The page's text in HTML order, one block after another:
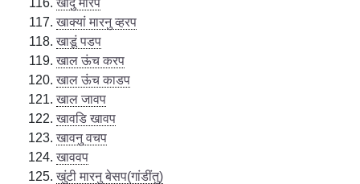
खाक्यां मारनु व्हरप
खाडूं पडप
खाल ऊंच करप
खाल ऊंच काडप
खाल जावप
खावडि खावप
खावनु वचप
खाववप
खुंटी मारनु बेसप(गांडींतु)